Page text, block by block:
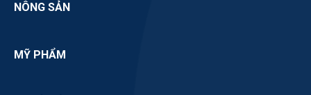
NÔNG SẢN
MỸ PHẨM